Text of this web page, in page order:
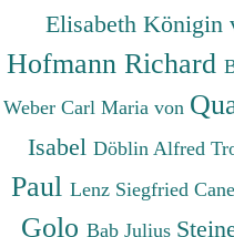
Elisabeth Königin
Hofmann Richard
Weber Carl Maria von
Isabel Döblin Alfred
Paul Lenz Siegfried
Golo Bab Julius